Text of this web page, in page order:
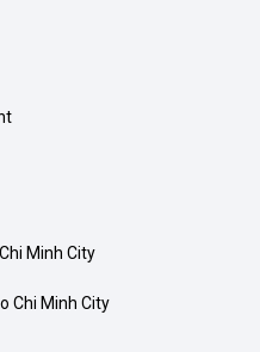
Minh City
Chi Minh City